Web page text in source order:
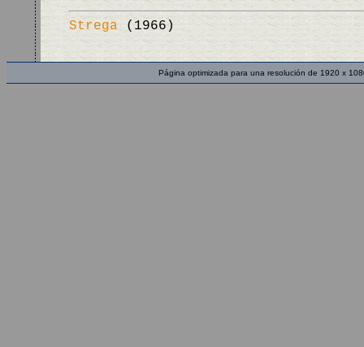
Strega (1966)
Página optimizada para una resolución de 1920 x